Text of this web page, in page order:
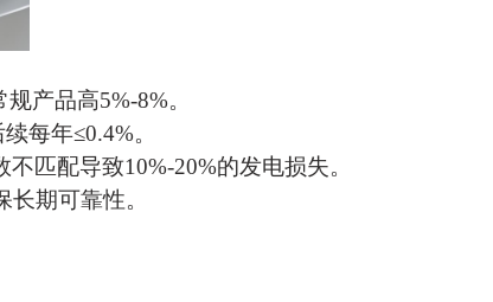
产品高5%-8%。
每年≤0.4%。
不匹配导致10%-20%的发电损失。
期可靠性。